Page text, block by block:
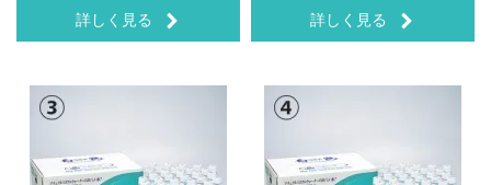
詳しく見る 詳しく見る